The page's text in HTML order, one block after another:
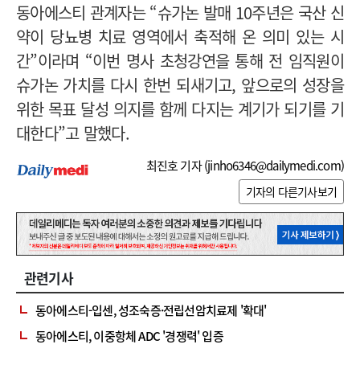
동아에스티 관계자는 “슈가논 발매 10주년은 국산 신
약이 당뇨병 치료 영역에서 축적해 온 의미 있는 시
간”이라며 “이번 명사 초청강연을 통해 전 임직원이
슈가논 가치를 다시 한번 되새기고, 앞으로의 성장을
위한 목표 달성 의지를 함께 다지는 계기가 되기를 기
대한다”고 말했다.
최진호 기자 (jinho6346@dailymedi.com)
기자의 다른기사보기
관련기사
동아에스티-입센, 성조숙증·전립선암치료제 '확대'
동아에스티, 이중항체 ADC '경쟁력' 입증